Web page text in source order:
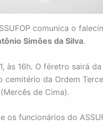
comunica o
Simões da Silva.
às 16h. O féretro sairá
da Ordem
de Cima).
os funcionários do